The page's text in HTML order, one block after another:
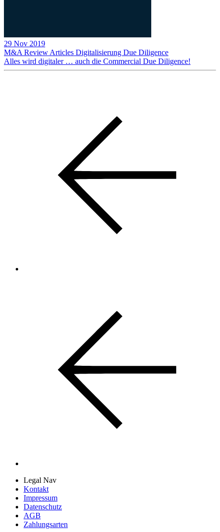
29 Nov 2019
M&A Review Articles Digitalisierung Due Diligence
Alles wird digitaler … auch die Commercial Due Diligence!
Legal Nav
Kontakt
Impressum
Datenschutz
AGB
Zahlungsarten